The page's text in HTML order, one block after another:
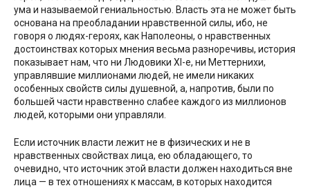
ума и называемой гениальностью. Власть эта не может быть
основана на преобладании нравственной силы, ибо, не
говоря о людях-героях, как Наполеоны, о нравственных
достоинствах которых мнения весьма разноречивы, история
показывает нам, что ни Людовики XI-е, ни Меттернихи,
управлявшие миллионами людей, не имели никаких
особенных свойств силы душевной, а, напротив, были по
большей части нравственно слабее каждого из миллионов
людей, которыми они управляли.
Если источник власти лежит не в физических и не в
нравственных свойствах лица, ею обладающего, то
очевидно, что источник этой власти должен находиться вне
лица — в тех отношениях к массам, в которых находится